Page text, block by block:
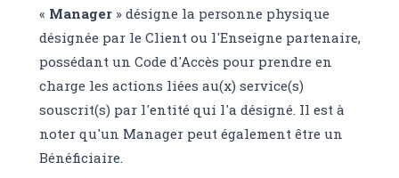
« Manager » désigne la personne physique
désignée par le Client ou l'Enseigne partenaire,
possédant un Code d'Accès pour prendre en
charge les actions liées au(x) service(s)
souscrit(s) par l'entité qui l'a désigné. Il est à
noter qu'un Manager peut également être un
Bénéficiaire.